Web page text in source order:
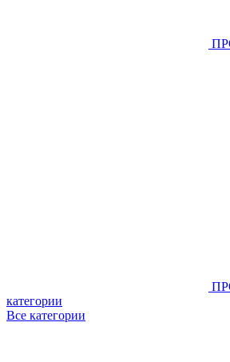
категории
Все категории